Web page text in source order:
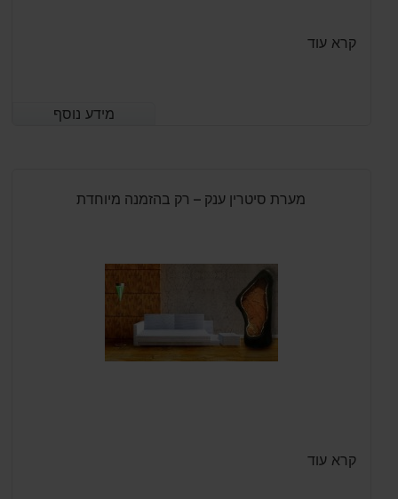
מידע נוסף
קרא עוד
מידע נוסף
מערת סיטרין ענק – רק בהזמנה מיוחדת
קרא עוד